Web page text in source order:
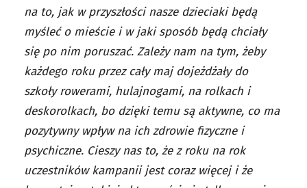
na to, jak w przyszłości nasze dzieciaki będą
myśleć o mieście i w jaki sposób będą chciały
się po nim poruszać. Zależy nam na tym, żeby
każdego roku przez cały maj dojeżdżały do
szkoły rowerami, hulajnogami, na rolkach i
deskorolkach, bo dzięki temu są aktywne, co ma
pozytywny wpływ na ich zdrowie fizyczne i
psychiczne. Cieszy nas to, że z roku na rok
uczestników kampanii jest coraz więcej i że